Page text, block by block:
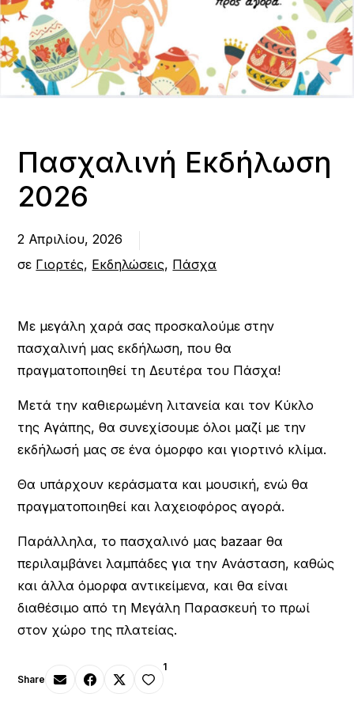
Πασχαλινή Εκδήλωση
2026
2 Απριλίου, 2026
σε Γιορτές, Εκδηλώσεις, Πάσχα
Με μεγάλη χαρά σας προσκαλούμε στην
πασχαλινή μας εκδήλωση, που θα
πραγματοποιηθεί τη Δευτέρα του Πάσχα!
Μετά την καθιερωμένη λιτανεία και τον Κύκλο
της Αγάπης, θα συνεχίσουμε όλοι μαζί με την
εκδήλωσή μας σε ένα όμορφο και γιορτινό κλίμα.
Θα υπάρχουν κεράσματα και μουσική, ενώ θα
πραγματοποιηθεί και λαχειοφόρος αγορά.
Παράλληλα, το πασχαλινό μας bazaar θα
περιλαμβάνει λαμπάδες για την Ανάσταση, καθώς
και άλλα όμορφα αντικείμενα, και θα είναι
διαθέσιμο από τη Μεγάλη Παρασκευή το πρωί
στον χώρο της πλατείας.
Share
1